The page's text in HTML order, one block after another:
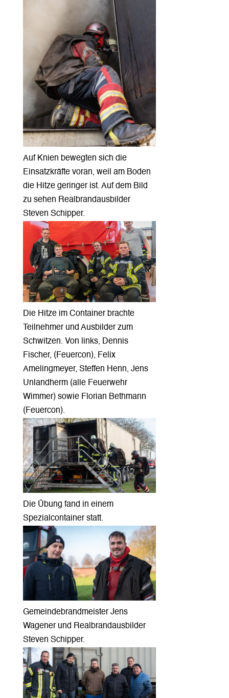
Auf Knien bewegten sich die
Einsatzkräfte voran, weil am Boden
die Hitze geringer ist. Auf dem Bild
zu sehen Realbrandausbilder
Steven Schipper.
Die Hitze im Container brachte
Teilnehmer und Ausbilder zum
Schwitzen. Von links, Dennis
Fischer, (Feuercon), Felix
Amelingmeyer, Steffen Henn, Jens
Unlandherm (alle Feuerwehr
Wimmer) sowie Florian Bethmann
(Feuercon).
Die Übung fand in einem
Spezialcontainer statt.
Gemeindebrandmeister Jens
Wagener und Realbrandausbilder
Steven Schipper.